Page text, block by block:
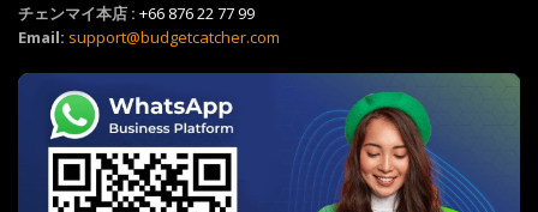
チェンマイ本店 : +66 876 22 77 99
Email: support@budgetcatcher.com